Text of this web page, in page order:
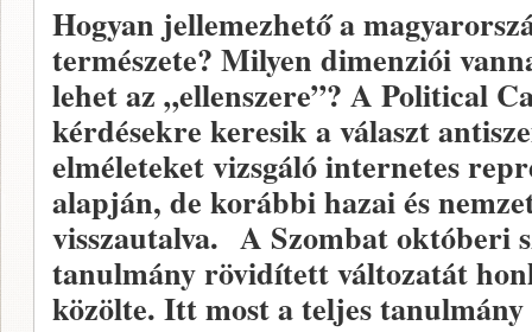
Hogyan jellemezhető a
természete? Milyen dimenziói
lehet az „ellenszere”? A Political
kérdésekre keresik a választ
elméleteket vizsgáló internetes
alapján, de korábbi hazai és
visszautalva. A Szombat októberi
tanulmány rövidített változatát
közölte. Itt most a teljes